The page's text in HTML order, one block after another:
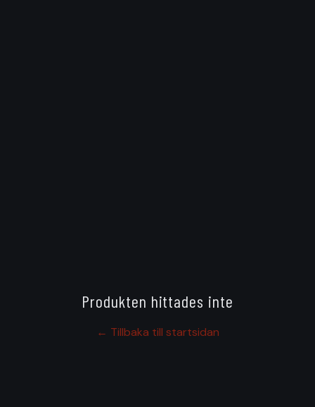
Produkten hittades inte
← Tillbaka till startsidan